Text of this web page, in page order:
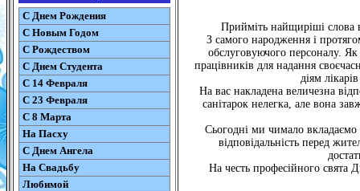
С Днем Рождения
С Новым Годом
С Рождеством
C Днем Студента
С 14 Февраля
С 23 Февраля
С 8 Марта
На Пасху
C Днем Ангела
На Свадьбу
Любимой
Прийміть найщиріші слова
З самого народження і
обслуговуючого персоналу. Як
працівників для надання
діям
На вас накладена величезна
санітарок нелегка, але вона
Сьогодні ми чимало
відповідальність перед
На честь професійного свята